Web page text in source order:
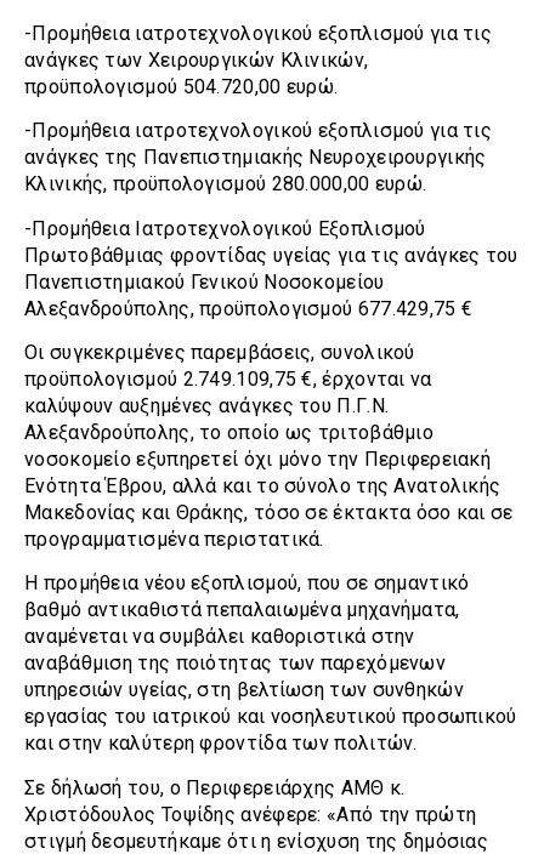
-Προμήθεια ιατροτεχνολογικού εξοπλισμού για τις
ανάγκες των Χειρουργικών Κλινικών,
προϋπολογισμού 504.720,00 ευρώ.
-Προμήθεια ιατροτεχνολογικού εξοπλισμού για τις
ανάγκες της Πανεπιστημιακής Νευροχειρουργικής
Κλινικής, προϋπολογισμού 280.000,00 ευρώ.
-Προμήθεια Ιατροτεχνολογικού Εξοπλισμού
Πρωτοβάθμιας φροντίδας υγείας για τις ανάγκες του
Πανεπιστημιακού Γενικού Νοσοκομείου
Αλεξανδρούπολης, προϋπολογισμού 677.429,75 €
Οι συγκεκριμένες παρεμβάσεις, συνολικού
προϋπολογισμού 2.749.109,75 €, έρχονται να
καλύψουν αυξημένες ανάγκες του Π.Γ.Ν.
Αλεξανδρούπολης, το οποίο ως τριτοβάθμιο
νοσοκομείο εξυπηρετεί όχι μόνο την Περιφερειακή
Ενότητα Έβρου, αλλά και το σύνολο της Ανατολικής
Μακεδονίας και Θράκης, τόσο σε έκτακτα όσο και σε
προγραμματισμένα περιστατικά.
Η προμήθεια νέου εξοπλισμού, που σε σημαντικό
βαθμό αντικαθιστά πεπαλαιωμένα μηχανήματα,
αναμένεται να συμβάλει καθοριστικά στην
αναβάθμιση της ποιότητας των παρεχόμενων
υπηρεσιών υγείας, στη βελτίωση των συνθηκών
εργασίας του ιατρικού και νοσηλευτικού προσωπικού
και στην καλύτερη φροντίδα των πολιτών.
Σε δήλωσή του, ο Περιφερειάρχης ΑΜΘ κ.
Χριστόδουλος Τοψίδης ανέφερε: «Από την πρώτη
στιγμή δεσμευτήκαμε ότι η ενίσχυση της δημόσιας